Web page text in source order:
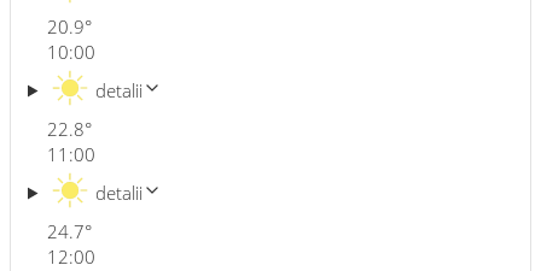
20.9°
10:00
22.8°
detalii
11:00
24.7°
detalii
12:00